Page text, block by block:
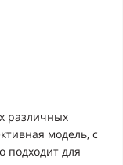
различных
модель, с
подходит для